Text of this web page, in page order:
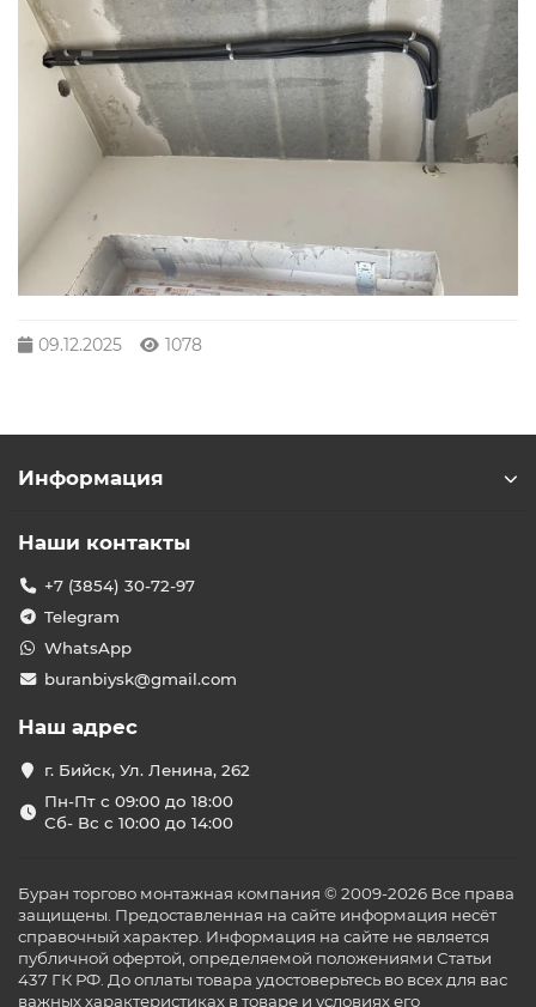
09.12.2025 1078
Информация
Наши контакты
+7 (3854) 30-72-97
Telegram
WhatsApp
buranbiysk@gmail.com
Наш адрес
г. Бийск, Ул. Ленина, 262
Пн-Пт с 09:00 до 18:00
Сб- Вс с 10:00 до 14:00
Буран торгово монтажная компания © 2009-2026 Все права
защищены. Предоставленная на сайте информация несёт
справочный характер. Информация на сайте не является
публичной офертой, определяемой положениями Статьи
437 ГК РФ. До оплаты товара удостоверьтесь во всех для вас
важных характеристиках в товаре и условиях его